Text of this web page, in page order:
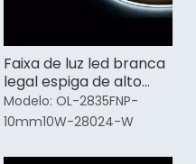
Faixa de luz led branca
legal espiga de alto
lúmen para carros
Modelo: OL-2835FNP-
10mm10W-28024-W